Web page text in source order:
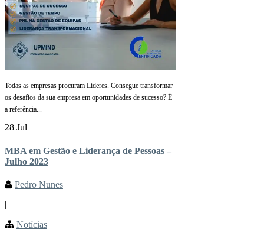
Todas as empresas procuram Líderes. Consegue transformar
os desafios da sua empresa em oportunidades de sucesso? É
a referência...
28 Jul
MBA em Gestão e Liderança de Pessoas –
Julho 2023
Pedro Nunes
|
Notícias